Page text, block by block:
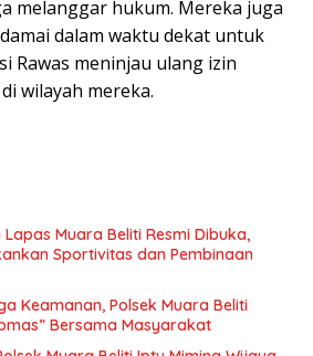
melanggar hukum. Mereka juga
dalam waktu dekat untuk
Rawas meninjau ulang izin
wilayah mereka.
Lapas Muara Beliti Resmi Dibuka,
Sportivitas dan Pembinaan
Keamanan, Polsek Muara Beliti
Bersama Masyarakat